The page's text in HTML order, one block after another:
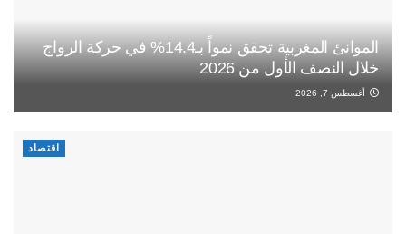
الموانئ المغربية تحقق نمواً بـ14.4% في حركة الرواج
خلال النصف الأول من 2026
أغسطس 7, 2026
اقتصاد